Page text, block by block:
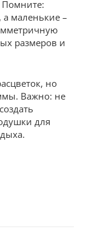
Помните:
маленькие –
размеров и
но
Важно: не
для